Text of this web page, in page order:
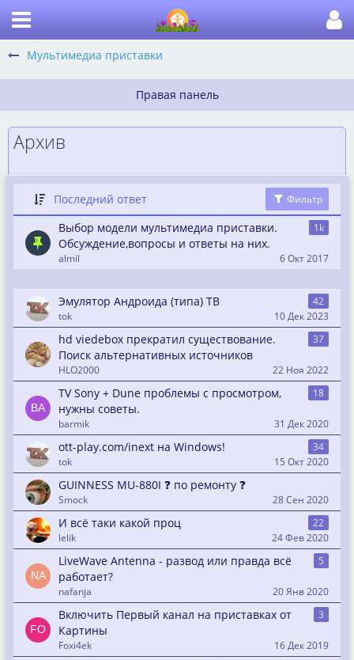
Мультимедиа приставки
Архив
Последний ответ Фильтр
Выбор модели мультимедиа приставки.
Обсуждение,вопросы и ответы на них.
1k
almil 6 Окт 2017
Эмулятор Андроида (типа) ТВ
42
tok
10 Дек 2023
hd viedebox прекратил существование.
Поиск альтернативных источников
37
HLO2000 22 Ноя 2022
TV Sony + Dune проблемы с просмотром,
нужны советы.
18
barmik 31 Дек 2020
ott-play.com/inext на Windows!
34
tok
15 Окт 2020
GUINNESS MU-880I ❓ по ремонту ❓
Smock 28 Сен 2020
И всё таки какой проц
22
lelik
24 Фев 2020
LiveWave Antenna - развод или правда всё
работает?
5
nafanja 20 Янв 2020
Включить Первый канал на приставках от
Картины
3
Foxi4ek 16 Дек 2019